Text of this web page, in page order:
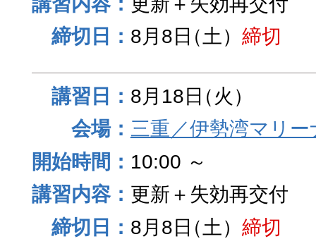
8月8日（土） 締切
8月18日（火）
三重／伊勢湾マリー
10:00 ～
更新＋失効再交付
8月8日（土） 締切